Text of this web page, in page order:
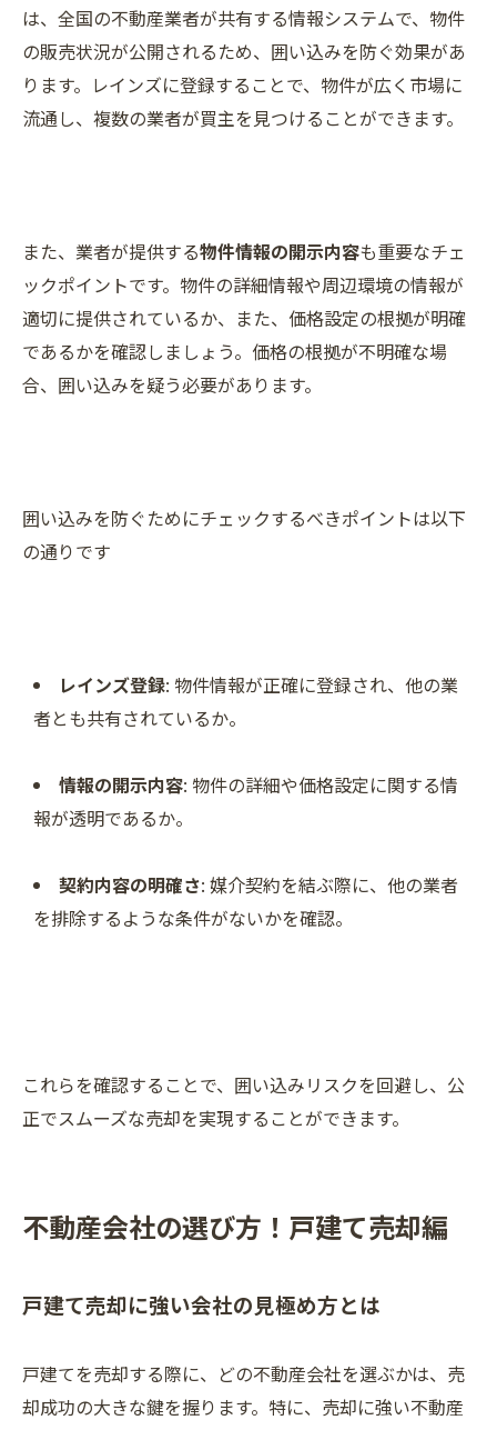
は、全国の不動産業者が共有する情報システムで、物件
の販売状況が公開されるため、囲い込みを防ぐ効果があ
ります。レインズに登録することで、物件が広く市場に
流通し、複数の業者が買主を見つけることができます。
また、業者が提供する物件情報の開示内容も重要なチェ
ックポイントです。物件の詳細情報や周辺環境の情報が
適切に提供されているか、また、価格設定の根拠が明確
であるかを確認しましょう。価格の根拠が不明確な場
合、囲い込みを疑う必要があります。
囲い込みを防ぐためにチェックするべきポイントは以下
の通りです
レインズ登録: 物件情報が正確に登録され、他の業
者とも共有されているか。
情報の開示内容: 物件の詳細や価格設定に関する情
報が透明であるか。
契約内容の明確さ: 媒介契約を結ぶ際に、他の業者
を排除するような条件がないかを確認。
これらを確認することで、囲い込みリスクを回避し、公
正でスムーズな売却を実現することができます。
不動産会社の選び方！戸建て売却編
戸建て売却に強い会社の見極め方とは
戸建てを売却する際に、どの不動産会社を選ぶかは、売
却成功の大きな鍵を握ります。特に、売却に強い不動産